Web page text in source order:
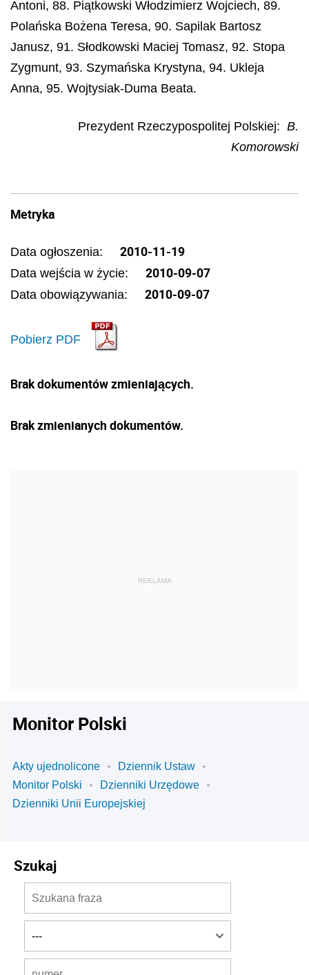
Antoni, 88. Piątkowski Włodzimierz Wojciech, 89.
Polańska Bożena Teresa, 90. Sapilak Bartosz
Janusz, 91. Słodkowski Maciej Tomasz, 92. Stopa
Zygmunt, 93. Szymańska Krystyna, 94. Ukleja
Anna, 95. Wojtysiak-Duma Beata.
Prezydent Rzeczypospolitej Polskiej: B.
Komorowski
Metryka
Data ogłoszenia: 2010-11-19
Data wejścia w życie: 2010-09-07
Data obowiązywania: 2010-09-07
Pobierz PDF
Brak dokumentów zmieniających.
Brak zmienianych dokumentów.
Monitor Polski
Akty ujednolicone
Dziennik Ustaw
Monitor Polski
Dzienniki Urzędowe
Dzienniki Unii Europejskiej
Szukaj